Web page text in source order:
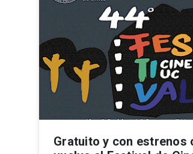
Gratuito y con estrenos